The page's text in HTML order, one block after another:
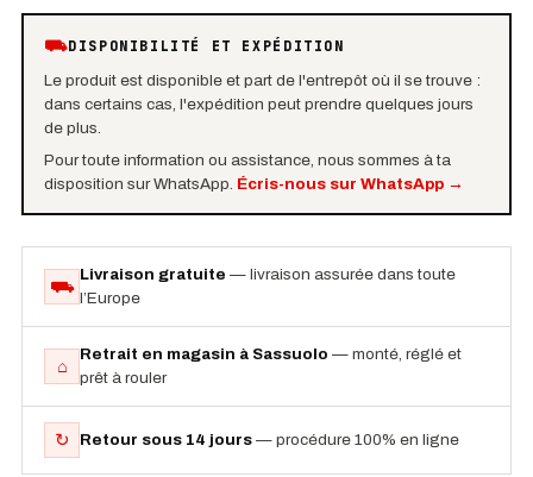
⛟DISPONIBILITÉ ET EXPÉDITION
Le produit est disponible et part de l'entrepôt où il se trouve :
dans certains cas, l'expédition peut prendre quelques jours
de plus.
Pour toute information ou assistance, nous sommes à ta
disposition sur WhatsApp. Écris-nous sur WhatsApp→
⛟
Livraison gratuite — livraison assurée dans toute
l’Europe
⌂
Retrait en magasin à Sassuolo — monté, réglé et
prêt à rouler
↻ Retour sous 14 jours — procédure 100% en ligne